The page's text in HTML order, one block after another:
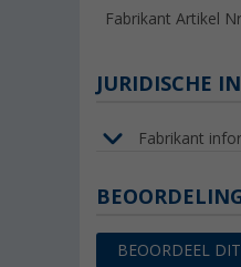
Fabrikant Artikel
JURIDISCHE
Fabrikant
BEOORDEEL